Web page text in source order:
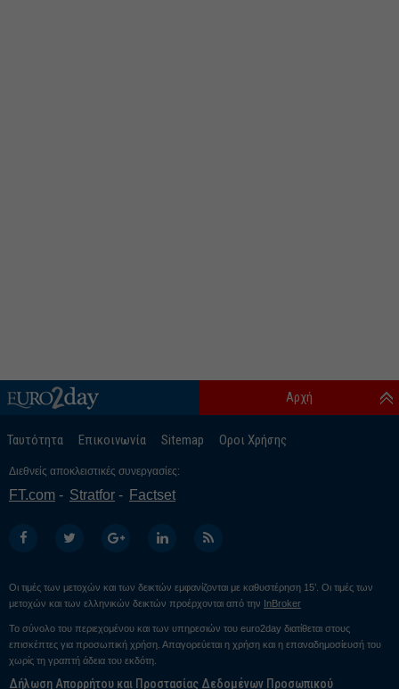
Ταυτότητα Επικοινωνία Sitemap Οροι Χρήσης
Αρχή
Διεθνείς αποκλειστικές συνεργασίες:
FT.com Stratfor Factset
Οι τιμές των μετοχών και των δεικτών εμφανίζονται με καθυστέρηση 15’. Οι τιμές των
μετοχών και των ελληνικών δεικτών προέρχονται από την InBroker
Το σύνολο του περιεχομένου και των υπηρεσιών του euro2day διατίθεται στους
επισκέπτες για προσωπική χρήση. Απαγορεύεται η χρήση και η επαναδημοσίευσή του
χωρίς τη γραπτή άδεια του εκδότη.
Δήλωση Απορρήτου και Προστασίας Δεδομένων Προσωπικού